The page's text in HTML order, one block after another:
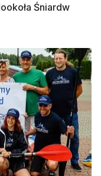
Śniardw